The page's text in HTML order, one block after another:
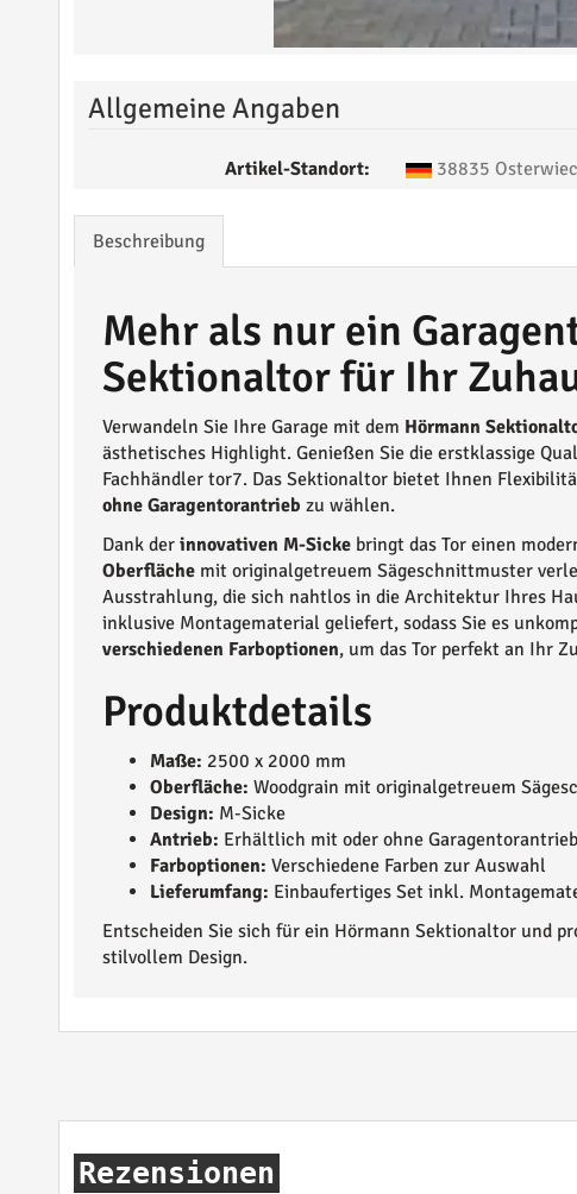
Allgemeine Angaben
Artikel-Standort: 38835
Beschreibung
Mehr als nur ein
Sektionaltor für Ihr
Verwandeln Sie Ihre Garage mit dem Hörmann
ästhetisches Highlight. Genießen Sie die erstklassige
Fachhändler tor7. Das Sektionaltor bietet Ihnen
ohne Garagentorantrieb zu wählen.
Dank der innovativen M-Sickebringt das Tor einen
Oberflächemit originalgetreuem Sägeschnittmuster
Ausstrahlung, die sich nahtlos in die Architektur Ihres
inklusive Montagematerial geliefert, sodass Sie es
verschiedenen Farboptionen, um das Tor perfekt an Ihr
Produktdetails
Maße: 2500 x 2000 mm
Oberfläche: Woodgrain mit originalgetreuem
Design: M-Sicke
Antrieb: Erhältlich mit oder ohne Garagentorantrieb
Farboptionen: Verschiedene Farben zur Auswahl
Lieferumfang: Einbaufertiges Set inkl.
Entscheiden Sie sich für ein Hörmann Sektionaltor und
stilvollem Design.
Rezensionen